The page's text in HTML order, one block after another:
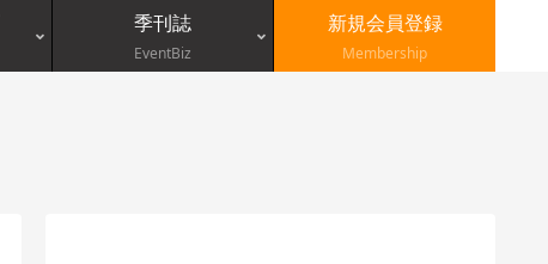
季刊誌
EventBiz
新規会員登録
Membership